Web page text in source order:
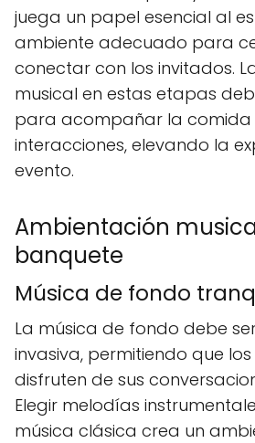
juega un papel esencial al
ambiente adecuado para
conectar con los invitados.
musical en estas etapas
para acompañar la comida
interacciones, elevando la
evento.
Ambientación
banquete
Música de fondo
La música de fondo debe
invasiva, permitiendo que
disfruten de sus
Elegir melodías
música clásica crea un